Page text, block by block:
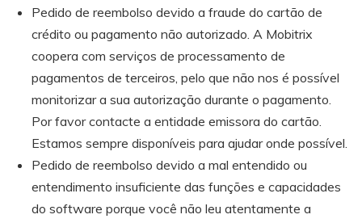
Pedido de reembolso devido a fraude do cartão de
crédito ou pagamento não autorizado. A Mobitrix
coopera com serviços de processamento de
pagamentos de terceiros, pelo que não nos é possível
monitorizar a sua autorização durante o pagamento.
Por favor contacte a entidade emissora do cartão.
Estamos sempre disponíveis para ajudar onde possível.
Pedido de reembolso devido a mal entendido ou
entendimento insuficiente das funções e capacidades
do software porque você não leu atentamente a